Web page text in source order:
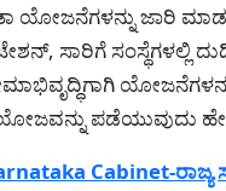
ಯೋಜನೆಗಳನ್ನು ಜಾರಿ
ಸಾರಿಗೆ
ಪಡೆಯುವುದು
Cabinet-